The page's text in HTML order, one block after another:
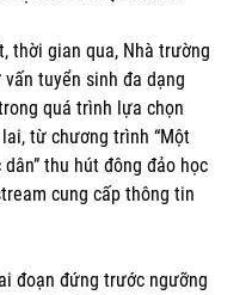
thời gian qua, Nhà trường
tuyển sinh đa dạng
quá trình lựa chọn
từ chương trình “Một
thu hút đông đảo học
cung cấp thông tin
đoạn đứng trước ngưỡng